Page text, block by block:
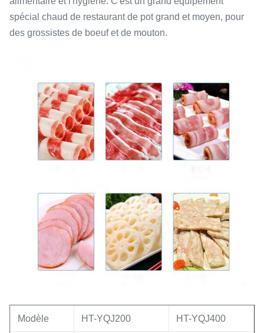
spécial chaud de restaurant de pot grand et moyen, pour
des grossistes de boeuf et de mouton.
Modèle HT-YQJ200 HT-YQJ400